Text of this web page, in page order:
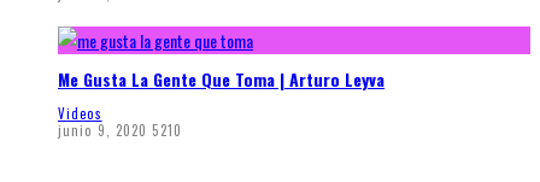
Me Gusta La Gente Que Toma | Arturo Leyva
Videos
junio 9, 2020 5210